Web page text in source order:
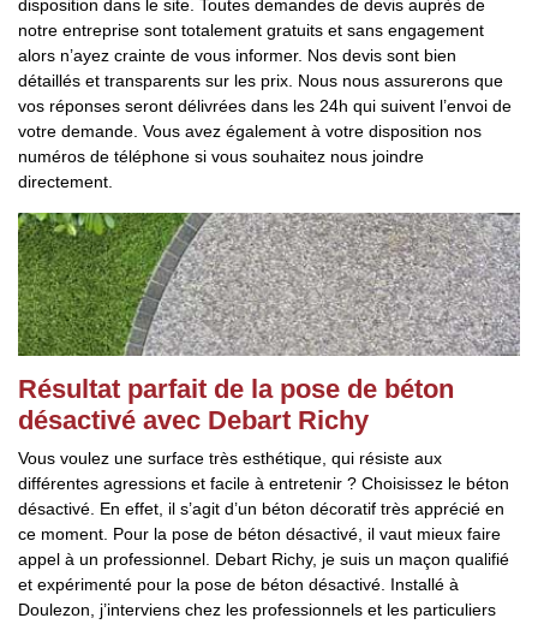
disposition dans le site. Toutes demandes de devis auprès de
notre entreprise sont totalement gratuits et sans engagement
alors n’ayez crainte de vous informer. Nos devis sont bien
détaillés et transparents sur les prix. Nous nous assurerons que
vos réponses seront délivrées dans les 24h qui suivent l’envoi de
votre demande. Vous avez également à votre disposition nos
numéros de téléphone si vous souhaitez nous joindre
directement.
Résultat parfait de la pose de béton
désactivé avec Debart Richy
Vous voulez une surface très esthétique, qui résiste aux
différentes agressions et facile à entretenir ? Choisissez le béton
désactivé. En effet, il s’agit d’un béton décoratif très apprécié en
ce moment. Pour la pose de béton désactivé, il vaut mieux faire
appel à un professionnel. Debart Richy, je suis un maçon qualifié
et expérimenté pour la pose de béton désactivé. Installé à
Doulezon, j’interviens chez les professionnels et les particuliers